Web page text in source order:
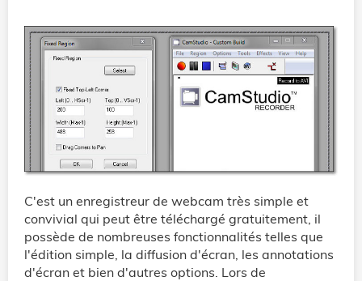
C'est un enregistreur de webcam très simple et
convivial qui peut être téléchargé gratuitement, il
possède de nombreuses fonctionnalités telles que
l'édition simple, la diffusion d'écran, les annotations
d'écran et bien d'autres options. Lors de